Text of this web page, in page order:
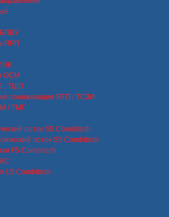
ЯРП
ОСМ
, ТШП
понижающие ЯТП / ТСЗИ
/ ТМГ
лоток S5 Combitech
лоток S5 Combitech
F5 Combitech
L5 Combitech